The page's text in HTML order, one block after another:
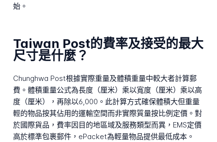
始。
Taiwan Post的費率及接受的最大
尺寸是什麼？
Chunghwa Post根據實際重量及體積重量中較大者計算郵
費。體積重量公式為長度（厘米）乘以寬度（厘米）乘以高
度（厘米），再除以6,000。此計算方式確保體積大但重量
輕的物品按其佔用的運輸空間而非實際質量按比例定價。對
於國際貨品，費率因目的地區域及服務類型而異，EMS定價
高於標準包裹郵件，ePacket為輕量物品提供最低成本。